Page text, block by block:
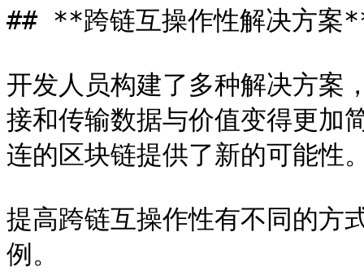
## **跨链互操作性解决方案
开发人员构建了多种解决方案
接和传输数据与价值变得更加
连的区块链提供了新的可能性
提高跨链互操作性有不同的方
例。